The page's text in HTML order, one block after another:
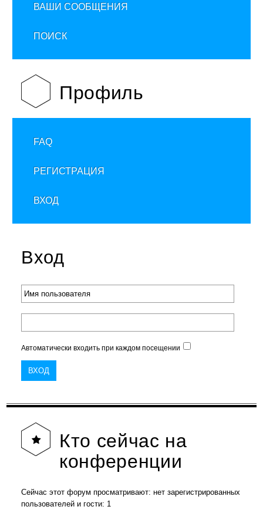
ВАШИ СООБЩЕНИЯ
ПОИСК
Профиль
FAQ
РЕГИСТРАЦИЯ
ВХОД
Вход
Автоматически входить при каждом посещении
Кто сейчас на
конференции
Сейчас этот форум просматривают: нет зарегистрированных
пользователей и гости: 1